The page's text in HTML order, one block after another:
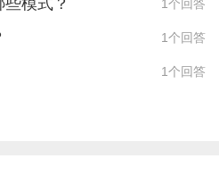
有决定权。适合：对于
无奈的选择，创始人比
一票否决权。
1个回答
1个回答
1个回答